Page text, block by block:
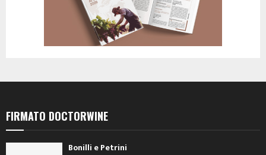
FIRMATO DOCTORWINE
Bonilli e Petrini